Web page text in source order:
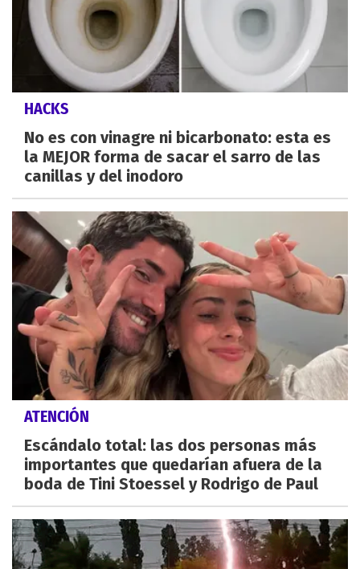
HACKS
No es con vinagre ni bicarbonato: esta es
la MEJOR forma de sacar el sarro de las
canillas y del inodoro
ATENCIÓN
Escándalo total: las dos personas más
importantes que quedarían afuera de la
boda de Tini Stoessel y Rodrigo de Paul